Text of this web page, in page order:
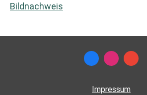
Bildnachweis
Impressum